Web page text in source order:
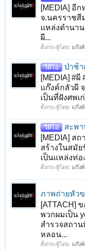
[MEDIA] อี
จ.นครราชสี
แหล่งตำนาน
ผี...
ตั้งกระทู้โดย: แก๊ง
วีดีโอ
ป่าช้า
[MEDIA] #
แก๊งค์กลัวผี
เป็นที่ฝังศพเ
ตั้งกระทู้โดย: แก๊ง
วีดีโอ
สะพ
[MEDIA] ส
สร้างในสมั
เป็นแหล่งท่อ
ตั้งกระทู้โดย: แก๊ง
ภาพถ่ายหัวข
[ATTACH]
พวกผมเป็น
สำรวจสถา
หลอน...
ตั้งกระทู้โดย: แก๊ง